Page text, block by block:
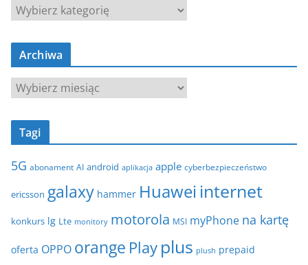
K
a
t
g
e
Archiwa
A
r
c
w
Tagi
5G abonament AI android aplikacja apple cyberbezpieczeństwo
ericsson galaxy hammer Huawei internet
konkurs lg Lte monitory motorola MSI myPhone na kartę
oferta OPPO orange Play plus plush prepaid